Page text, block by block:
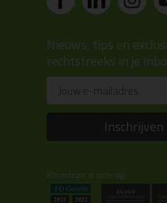
Nieuws, tips en
rechtstreeks in je
Inschrijven
Kitcentrum is trots op: